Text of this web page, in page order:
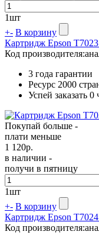
1шт
+- В корзину
Картридж Epson
Код производителя:
3 года гарантии
Ресурс 2000
Успей заказать
Покупай больше -
плати меньше
1 120р.
в наличии -
получи в пятницу
1шт
+- В корзину
Картридж Epson
Код производителя: